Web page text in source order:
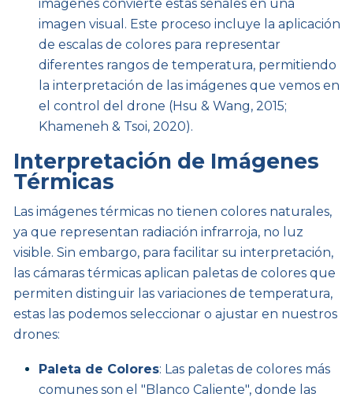
imágenes convierte estas señales en una
imagen visual. Este proceso incluye la aplicación
de escalas de colores para representar
diferentes rangos de temperatura, permitiendo
la interpretación de las imágenes que vemos en
el control del drone (Hsu & Wang, 2015;
Khameneh & Tsoi, 2020).
Interpretación de Imágenes
Térmicas
Las imágenes térmicas no tienen colores naturales,
ya que representan radiación infrarroja, no luz
visible. Sin embargo, para facilitar su interpretación,
las cámaras térmicas aplican paletas de colores que
permiten distinguir las variaciones de temperatura,
estas las podemos seleccionar o ajustar en nuestros
drones:
Paleta de Colores: Las paletas de colores más
comunes son el "Blanco Caliente", donde las